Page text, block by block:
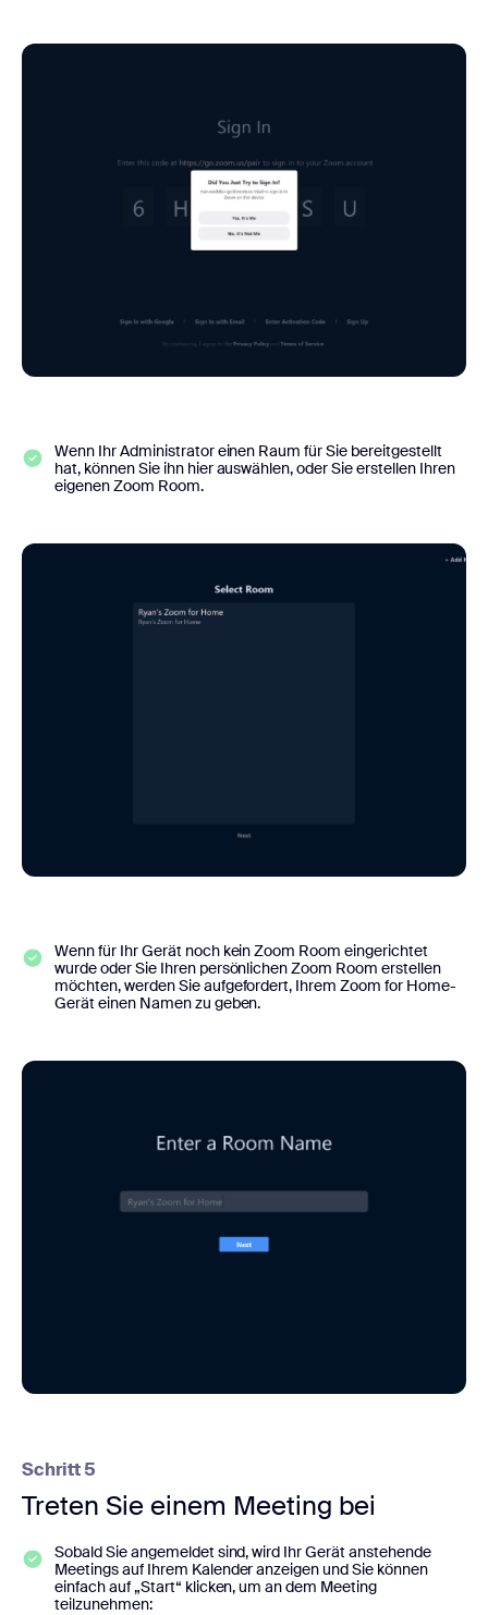
Wenn Ihr Administrator einen Raum für Sie bereitgestellt
hat, können Sie ihn hier auswählen, oder Sie erstellen Ihren
eigenen Zoom Room.
Wenn für Ihr Gerät noch kein Zoom Room eingerichtet
wurde oder Sie Ihren persönlichen Zoom Room erstellen
möchten, werden Sie aufgefordert, Ihrem Zoom for Home-
Gerät einen Namen zu geben.
Schritt 5
Treten Sie einem Meeting bei
Sobald Sie angemeldet sind, wird Ihr Gerät anstehende
Meetings auf Ihrem Kalender anzeigen und Sie können
einfach auf „Start“ klicken, um an dem Meeting
teilzunehmen: